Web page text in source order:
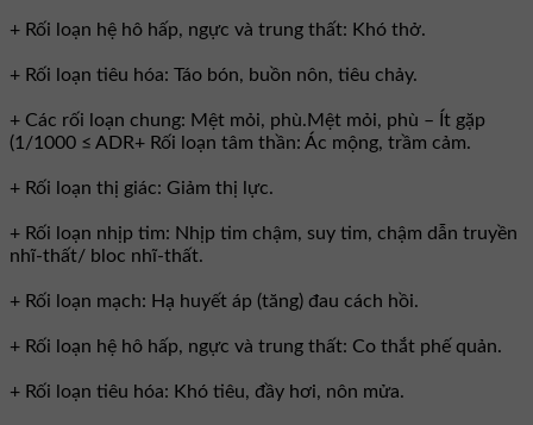
+ Rối loạn hệ hô hấp, ngực và trung thất: Khó thở.
+ Rối loạn tiêu hóa: Táo bón, buồn nôn, tiêu chảy.
+ Các rối loạn chung: Mệt mỏi, phù.Mệt mỏi, phù – Ít gặp
(1/1000 ≤ ADR+ Rối loạn tâm thần: Ác mộng, trầm cảm.
+ Rối loạn thị giác: Giảm thị lực.
+ Rối loạn nhịp tim: Nhịp tim chậm, suy tim, chậm dẫn truyền
nhĩ-thất/ bloc nhĩ-thất.
+ Rối loạn mạch: Hạ huyết áp (tăng) đau cách hồi.
+ Rối loạn hệ hô hấp, ngực và trung thất: Co thắt phế quản.
+ Rối loạn tiêu hóa: Khó tiêu, đầy hơi, nôn mửa.